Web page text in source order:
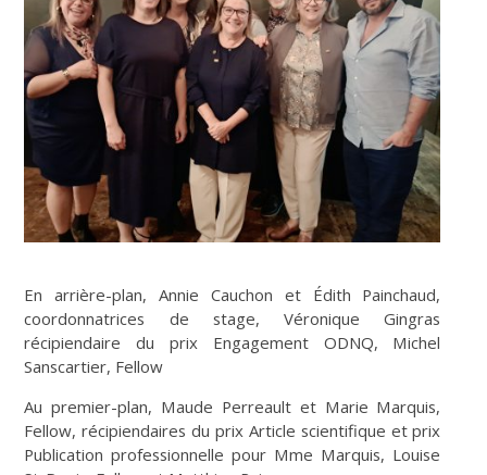
En arrière-plan, Annie Cauchon et Édith Painchaud,
coordonnatrices de stage, Véronique Gingras
récipiendaire du prix Engagement ODNQ, Michel
Sanscartier, Fellow
Au premier-plan, Maude Perreault et Marie Marquis,
Fellow, récipiendaires du prix Article scientifique et prix
Publication professionnelle pour Mme Marquis, Louise